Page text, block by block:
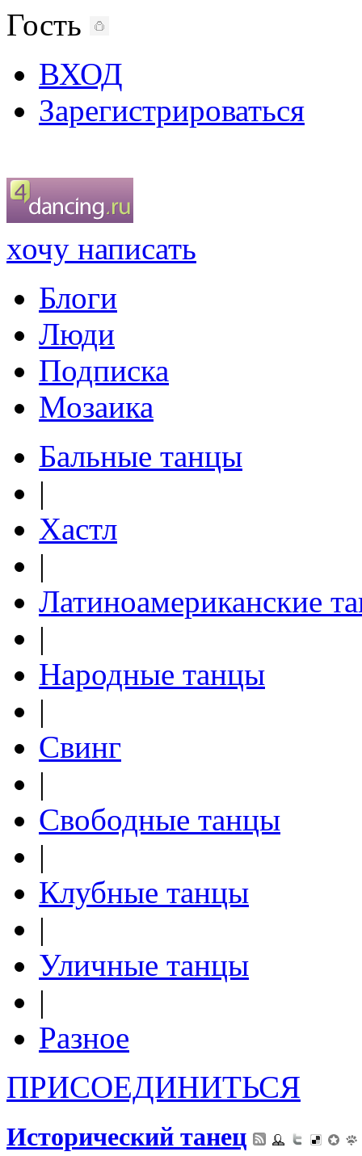
Гость
ВХОД
Зарегистрироваться
хочу написать
Блоги
Люди
Подписка
Мозаика
Бальные танцы
|
Хастл
|
Латиноамериканские
|
Народные танцы
|
Свинг
|
Свободные танцы
|
Клубные танцы
|
Уличные танцы
|
Разное
ПРИСОЕДИНИТЬСЯ
Исторический танец